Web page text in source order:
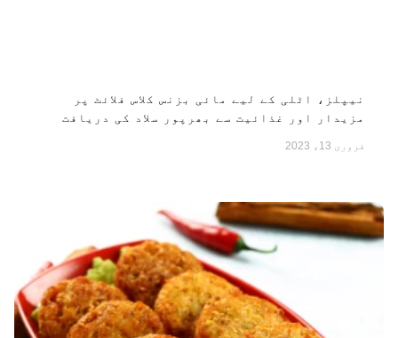
نیپلز، اٹلی کے لیے مائی بزنس کلاس فلائٹ پر
مزیدار اور غذائیت سے بھرپور سلاد کی دریافت
فروری 13، 2023